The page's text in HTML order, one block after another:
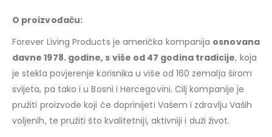
O proizvođaču:
Forever Living Products je američka kompanija osnovana
davne 1978. godine, s više od 47 godina tradicije, koja
je stekla povjerenje korisnika u više od 160 zemalja širom
svijeta, pa tako i u Bosni i Hercegovini. Cilj kompanije je
pružiti proizvode koji će doprinijeti Vašem i zdravlju Vaših
voljenih, te pružiti što kvalitetniji, aktivniji i duži život.